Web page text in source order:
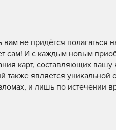
не придётся полагаться
сам! И с каждым новым
карт, составляющих
является уникальной
и лишь по истечении